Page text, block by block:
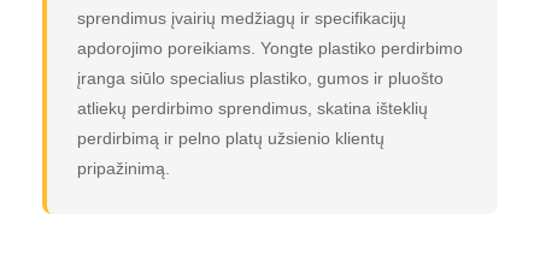
sprendimus įvairių medžiagų ir specifikacijų
apdorojimo poreikiams. Yongte plastiko perdirbimo
įranga siūlo specialius plastiko, gumos ir pluošto
atliekų perdirbimo sprendimus, skatina išteklių
perdirbimą ir pelno platų užsienio klientų
pripažinimą.